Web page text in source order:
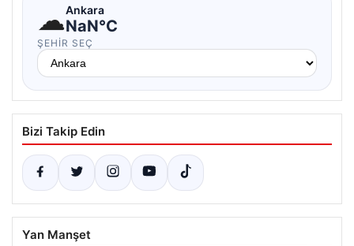
☁Ankara
NaN°C
ŞEHIR SEÇ
Bizi Takip Edin
Yan Manşet